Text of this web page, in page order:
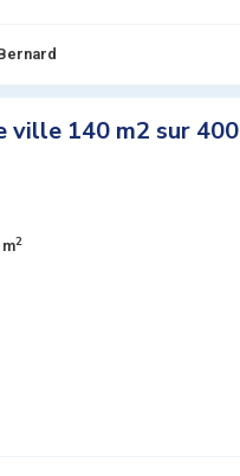
ville 140 m2 sur
2